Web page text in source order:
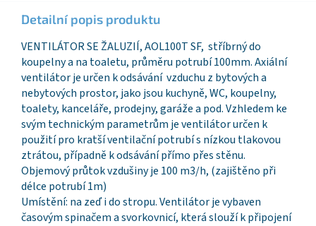
Detailní popis produktu
VENTILÁTOR SE ŽALUZIÍ, AOL100T SF, stříbrný do
koupelny a na toaletu, průměru potrubí 100mm. Axiální
ventilátor je určen k odsávání vzduchu z bytových a
nebytových prostor, jako jsou kuchyně, WC, koupelny,
toalety, kanceláře, prodejny, garáže a pod. Vzhledem ke
svým technickým parametrům je ventilátor určen k
použití pro kratší ventilační potrubí s nízkou tlakovou
ztrátou, případně k odsávání přímo přes stěnu.
Objemový průtok vzdušiny je 100 m3/h, (zajištěno při
délce potrubí 1m)
Umístění: na zeď i do stropu. Ventilátor je vybaven
časovým spinačem a svorkovnicí, která slouží k připojení